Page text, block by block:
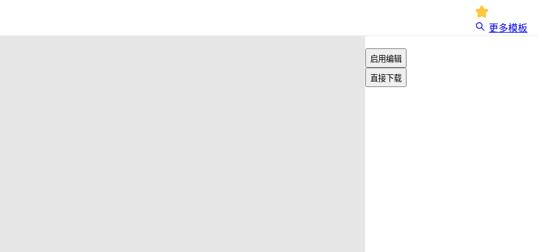
更多模板
启用编辑
直接下载